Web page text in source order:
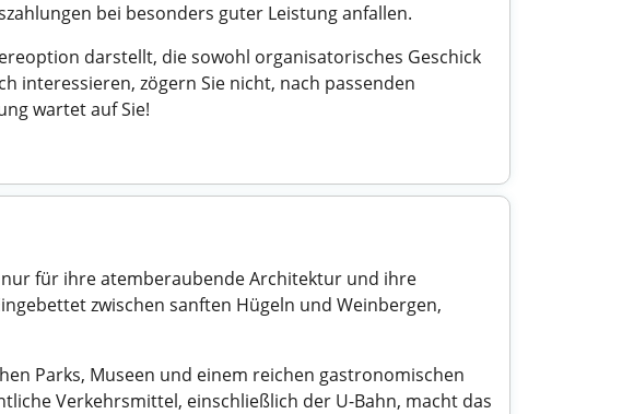
bei besonders guter Leistung anfallen.
darstellt, die sowohl organisatorisches Geschick
interessieren, zögern Sie nicht, nach passenden
wartet auf Sie!
für ihre atemberaubende Architektur und ihre
zwischen sanften Hügeln und Weinbergen,
Parks, Museen und einem reichen gastronomischen
Verkehrsmittel, einschließlich der U-Bahn, macht das